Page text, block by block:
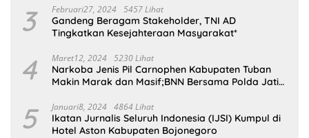
3 Februari27, 2024 5457 Lihat
Gandeng Beragam Stakeholder, TNI AD
Tingkatkan Kesejahteraan Masyarakat*
4 Maret12, 2024 5230 Lihat
Narkoba Jenis Pil Carnophen Kabupaten Tuban
Makin Marak dan Masif;BNN Bersama Polda Jatim
5 Januari8, 2024 4864 Lihat
Ikatan Jurnalis Seluruh Indonesia (IJSI) Kumpul di
Hotel Aston Kabupaten Bojonegoro